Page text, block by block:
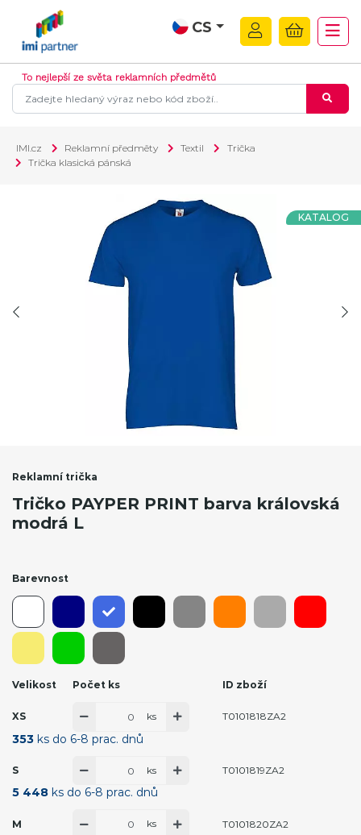
CS
To nejlepší ze světa reklamních předmětů
IMI.cz Reklamní předměty Textil
Trička
Trička klasická pánská
KATALOG
Reklamní trička
Tričko PAYPER PRINT barva královská
modrá L
Barevnost
Velikost Počet ks ID zboží
XS
353 ks do 6-8 prac. dnů
ks T0101818ZA2
S
5 448 ks do 6-8 prac. dnů
ks T0101819ZA2
M ks T0101820ZA2